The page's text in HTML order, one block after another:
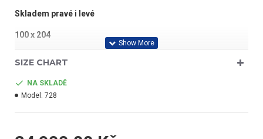
Skladem pravé i levé
100 x 204
SIZE CHART
NA SKLADĚ
Model: 728